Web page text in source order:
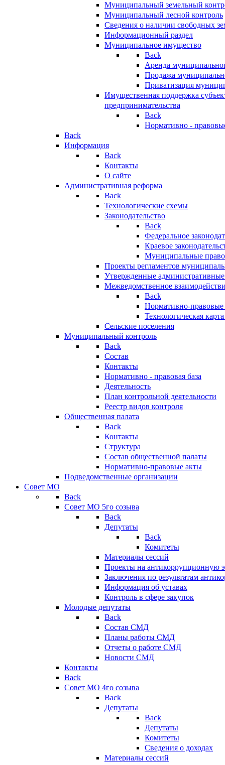
Муниципальный земельный
Муниципальный лесной контроль
Сведения о наличии свободных
Информационный раздел
Муниципальное имущество
Back
Аренда
Продажа
Приватизация
Имущественная поддержка
предпринимательства
Back
Нормативно -
Back
Информация
Back
Контакты
О сайте
Административная реформа
Back
Технологические схемы
Законодательство
Back
Федеральное
Краевое
Муниципальные
Проекты регламентов
Утвержденные
Межведомственное
Back
Нормативно-правовые
Технологическая
Сельские поселения
Муниципальный контроль
Back
Состав
Контакты
Нормативно - правовая база
Деятельность
План контрольной деятельности
Реестр видов контроля
Общественная палата
Back
Контакты
Структура
Состав общественной палаты
Нормативно-правовые акты
Подведомственные организации
Совет МО
Back
Совет МО 5го созыва
Back
Депутаты
Back
Комитеты
Материалы сессий
Проекты на антикоррупционную
Заключения по результатам
Информация об уставах
Контроль в сфере закупок
Молодые депутаты
Back
Состав СМД
Планы работы СМД
Отчеты о работе СМД
Новости СМД
Контакты
Back
Совет МО 4го созыва
Back
Депутаты
Back
Депутаты
Комитеты
Сведения о доходах
Материалы сессий